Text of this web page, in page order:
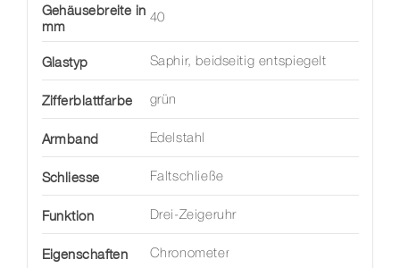
Gehäusebreite in
mm
40
Glastyp Saphir, beidseitig entspiegelt
Zifferblattfarbe grün
Armband Edelstahl
Schliesse Faltschließe
Funktion Drei-Zeigeruhr
Eigenschaften Chronometer